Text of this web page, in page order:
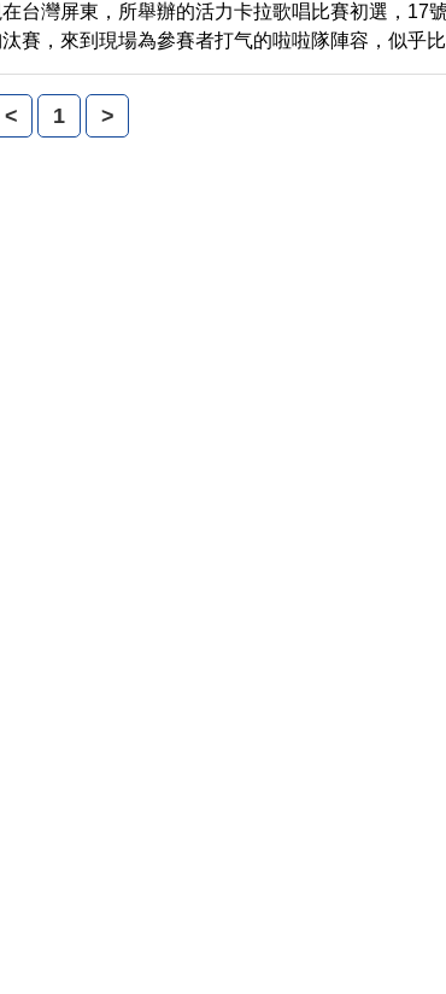
台灣屏東，所舉辦的活力卡拉歌唱比賽初選，17號
賽，來到現場為參賽者打气的啦啦隊陣容，似乎比
中一位在大學任教的參賽者，啦啦隊就有25人，
還作教學觀摩。 ,台灣屏東活力卡拉歌唱大賽初選最后
< 1 >